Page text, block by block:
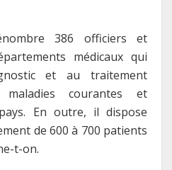
386 officiers et
médicaux qui
et au traitement
courantes et
En outre, il dispose
de 600 à 700 patients
t-on.